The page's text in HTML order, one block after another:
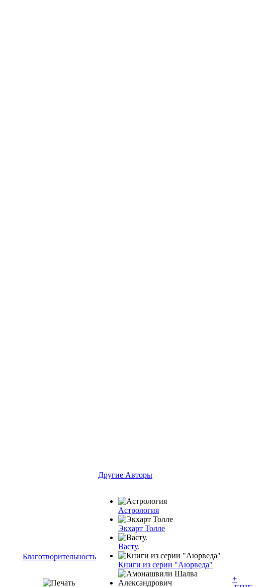
Благотворительность
Другие Aвторы
Астрология
Экхарт Толле
Васту.
Книги из серии "Аюрведа"
+